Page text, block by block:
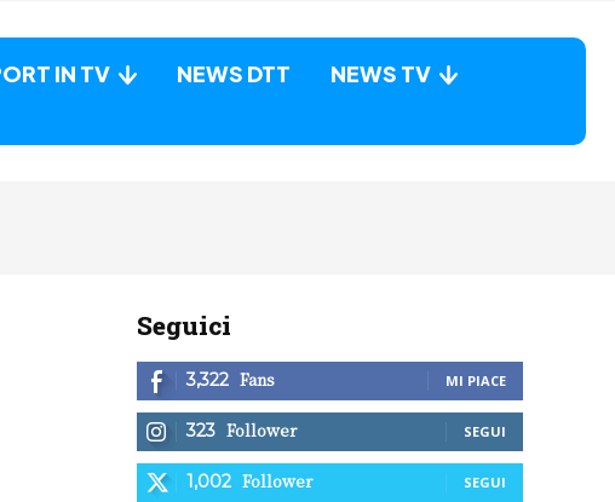
IN TV NEWS DTT
NEWS TV
Seguici
3,322 Fans MI PIACE
323 Follower SEGUI
1,002 Follower SEGUI